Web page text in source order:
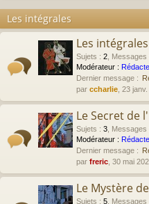
Les intégrales
Les
Sujets : 2 Messages
Modérateur :
Dernier message :
par ccharlie , 23
Le Secret de
Sujets : 3 Messages
Modérateur :
Dernier message :
par freric , 30 mai
Le Mystère
Sujets : 5 Messages